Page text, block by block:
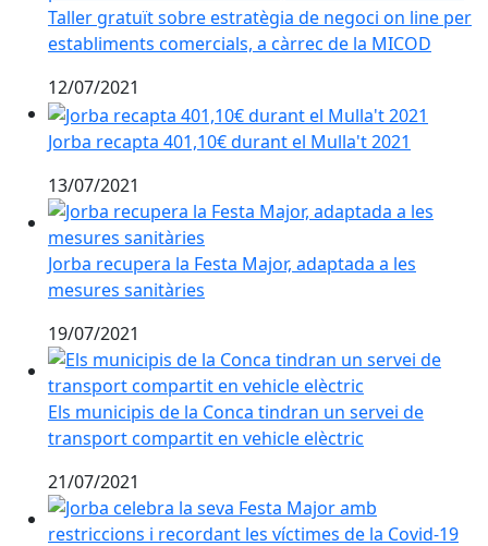
Taller gratuït sobre estratègia de negoci on line per
establiments comercials, a càrrec de la MICOD
12/07/2021
Jorba recapta 401,10€ durant el Mulla't 2021
Jorba recapta 401,10€ durant el Mulla't 2021
13/07/2021
Jorba recupera la Festa Major, adaptada a les
Jorba recupera la Festa Major, adaptada a les
mesures sanitàries
19/07/2021
Els municipis de la Conca tindran un servei de
Els municipis de la Conca tindran un servei de
transport compartit en vehicle elèctric
21/07/2021
Jorba celebra la seva Festa Major amb restriccions i